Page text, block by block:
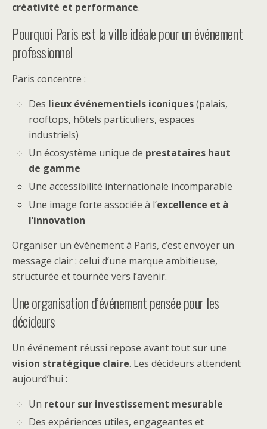
créativité et performance.
Pourquoi Paris est la ville idéale pour un événement
professionnel
Paris concentre :
Des lieux événementiels iconiques(palais,
rooftops, hôtels particuliers, espaces
industriels)
Un écosystème unique de prestataires haut
de gamme
Une accessibilité internationale incomparable
Une image forte associée à l’excellence et à
l’innovation
Organiser un événement à Paris, c’est envoyer un
message clair : celui d’une marque ambitieuse,
structurée et tournée vers l’avenir.
Une organisation d’événement pensée pour les
décideurs
Un événement réussi repose avant tout sur une
vision stratégique claire. Les décideurs attendent
aujourd’hui :
Un retour sur investissement mesurable
Des expériences utiles, engageantes et